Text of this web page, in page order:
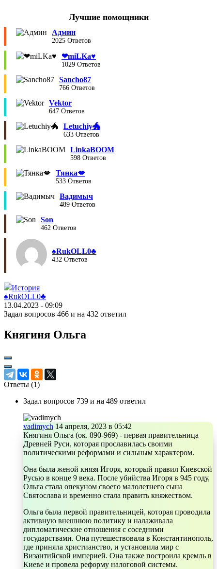
Лучшие помощники
Админ
2025 Ответов
❤︎miLKa♥︎
1029 Ответов
Sancho87
766 Ответов
Vektor
647 Ответов
Letuchiy🐲
633 Ответов
LinkaBOOM
598 Ответов
Тянка💋
533 Ответов
Вадимыч
489 Ответов
Son
462 Ответов
♠︎RukOLL0♣︎
432 Ответов
История
♠︎RukOLL0♣︎
13.04.2023 - 09:09
Задал вопросов 466 и на 432 ответил
Княгиня Ольга
Ответы (1)
Задал вопросов 739 и на 489 ответил
vadimych 14 апреля, 2023 в 05:42
Княгиня Ольга (ок. 890-969) - первая правительница
Древней Руси, которая прославилась своими
политическими реформами и сильным характером.
Она была женой князя Игоря, который правил Киевской
Русью в конце 9 века. После убийства Игоря в 945 году,
Ольга стала опекуном своего малолетнего сына
Святослава и временно стала править княжеством.
Ольга была первой правительницей, которая проводила
активную внешнюю политику и налаживала
дипломатические отношения с соседними
государствами. Она путешествовала в Константинополь,
где приняла христианство, и установила мир с
Византийской империей. Она также построила кремль в
Киеве и провела реформу налоговой системы.